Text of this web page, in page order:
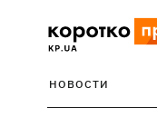
НОВОСТИ